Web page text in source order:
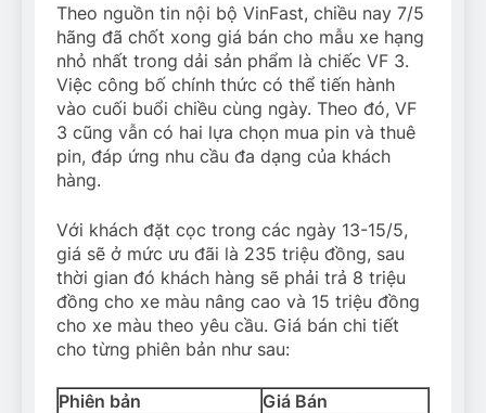
Theo nguồn tin nội bộ VinFast, chiều nay 7/5
hãng đã chốt xong giá bán cho mẫu xe hạng
nhỏ nhất trong dải sản phẩm là chiếc VF 3.
Việc công bố chính thức có thể tiến hành
vào cuối buổi chiều cùng ngày. Theo đó, VF
3 cũng vẫn có hai lựa chọn mua pin và thuê
pin, đáp ứng nhu cầu đa dạng của khách
hàng.
Với khách đặt cọc trong các ngày 13-15/5,
giá sẽ ở mức ưu đãi là 235 triệu đồng, sau
thời gian đó khách hàng sẽ phải trả 8 triệu
đồng cho xe màu nâng cao và 15 triệu đồng
cho xe màu theo yêu cầu. Giá bán chi tiết
cho từng phiên bản như sau:
Phiên bản
Giá Bán